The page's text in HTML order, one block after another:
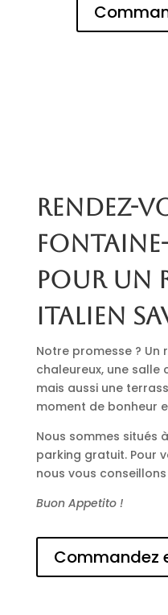
Rendez-
pour un
italien
Notre promesse ?
chaleureux, une
mais aussi une
moment de bonheur
Nous sommes situés
parking gratuit. Pour
nous vous
Buon Appetito !
Commandez